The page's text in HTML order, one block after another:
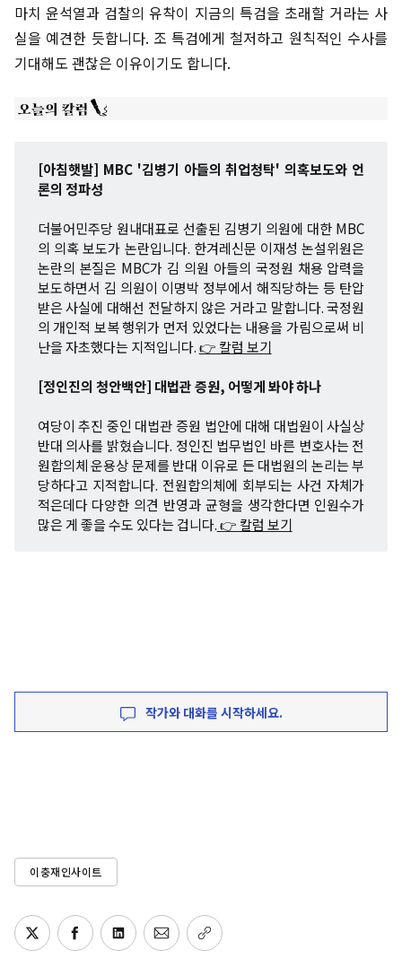
마치 윤석열과 검찰의 유착이 지금의 특검을 초래할 거라는 사
실을 예견한 듯합니다. 조 특검에게 철저하고 원칙적인 수사를
기대해도 괜찮은 이유이기도 합니다.
[아침햇발] MBC '김병기 아들의 취업청탁' 의혹보도와 언
론의 정파성
더불어민주당 원내대표로 선출된 김병기 의원에 대한 MBC
의 의혹 보도가 논란입니다. 한겨레신문 이재성 논설위원은
논란의 본질은 MBC가 김 의원 아들의 국정원 채용 압력을
보도하면서 김 의원이 이명박 정부에서 해직당하는 등 탄압
받은 사실에 대해선 전달하지 않은 거라고 말합니다. 국정원
의 개인적 보복 행위가 먼저 있었다는 내용을 가림으로써 비
난을 자초했다는 지적입니다.👉 칼럼 보기
[정인진의 청안백안] 대법관 증원, 어떻게 봐야 하나
여당이 추진 중인 대법관 증원 법안에 대해 대법원이 사실상
반대 의사를 밝혔습니다. 정인진 법무법인 바른 변호사는 전
원합의체 운용상 문제를 반대 이유로 든 대법원의 논리는 부
당하다고 지적합니다. 전원합의체에 회부되는 사건 자체가
적은데다 다양한 의견 반영과 균형을 생각한다면 인원수가
많은 게 좋을 수도 있다는 겁니다.👉 칼럼 보기
작가와 대화를 시작하세요.
이충재인사이트